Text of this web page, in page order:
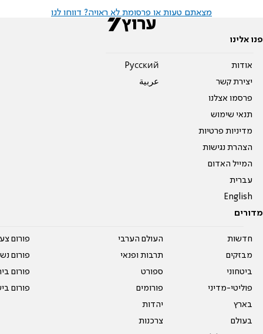
מצאתם טעות או פרסומת לא ראויה? דווחו לנו
פנו אלינו
אודות
יצירת קשר
פרסמו אצלנו
תנאי שימוש
מדיניות פרטיות
הצהרת נגישות
המייל האדום
עברית
English
Pусский
عربية
מדורים
חדשות
מבזקים
ביטחוני
פוליטי-מדיני
בארץ
בעולם
העולם הערבי
תרבות ופנאי
ספורט
פורומים
יהדות
צרכנות
פורום
פורום
פורום
פורום